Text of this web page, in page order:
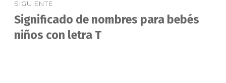
SIGUIENTE
Entrada
siguiente:
Significado de nombres para bebés
niños con letra T